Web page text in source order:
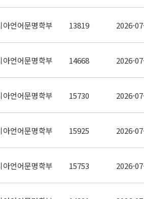
아언어문명학부 13819 2026-
아언어문명학부 14668 2026-
아언어문명학부 15730 2026-
아언어문명학부 15925 2026-
아언어문명학부 15753 2026-